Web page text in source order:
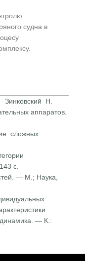
судна в
Н.
аппаратов.
сложных
с.
— М.; Наука,
— К.: